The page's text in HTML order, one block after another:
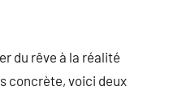
du rêve à la réalité
concrète, voici deux